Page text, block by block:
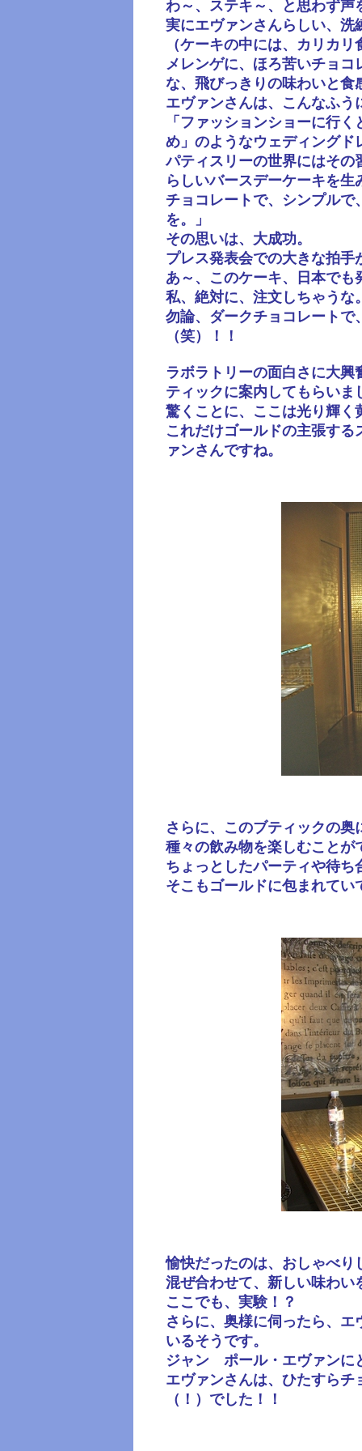
わ～、ステキ～、と思わず声
実にエヴァンさんらしい、洗
（ケーキの中には、カリカ
メレンゲに、ほろ苦いチョ
な、飛びっきりの味わいと食
エヴァンさんは、こんなふう
「ファッションショーに行
め」のようなウェディングド
パティスリーの世界にはその
らしいバースデーケーキを生
チョコレートで、シンプル
を。」
その思いは、大成功。
プレス発表会での大きな拍
あ～、このケーキ、日本でも
私、絶対に、注文しちゃうな
勿論、ダークチョコレートで
（笑）！！
ラボラトリーの面白さに大
ティックに案内してもらいま
驚くことに、ここは光り輝く
これだけゴールドの主張す
ァンさんですね。
さらに、このブティックの
種々の飲み物を楽しむことが
ちょっとしたパーティや待
そこもゴールドに包まれて
愉快だったのは、おしゃべり
混ぜ合わせて、新しい味わい
ここでも、実験！？
さらに、奥様に伺ったら、
いるそうです。
ジャン゠ポール・エヴァン
エヴァンさんは、ひたすら
（！）でした！！